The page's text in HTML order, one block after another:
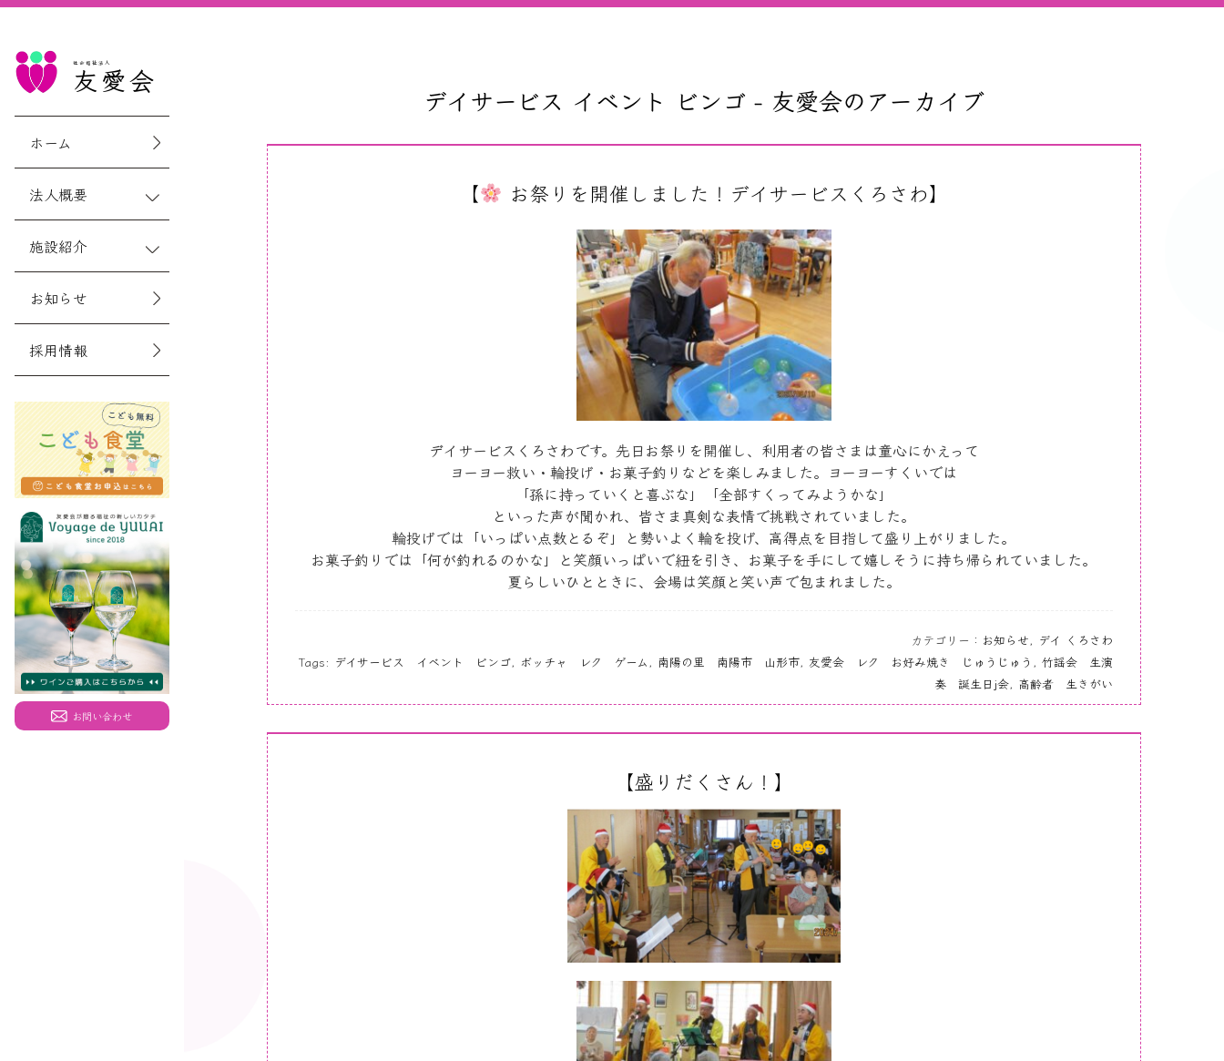
社会福祉法人
友愛会
ホーム
法人概要
施設紹介
お知らせ
採用情報
お問い合わせ
デイサービス イベント ビンゴ - 友愛会のアーカイブ
【 お祭りを開催しました！デイサービスくろさわ】
デイサービスくろさわです。先日お祭りを開催し、利用者の皆さまは童心にかえって
ヨーヨー救い・輪投げ・お菓子釣りなどを楽しみました。 ヨーヨーすくいでは
「孫に持っていくと喜ぶな」「全部すくってみようかな」
といった声が聞かれ、皆さま真剣な表情で挑戦されていました。
輪投げでは「いっぱい点数とるぞ」と勢いよく輪を投げ、高得点を目指して盛り上がりました。
お菓子釣りでは「何が釣れるのかな」と笑顔いっぱいで紐を引き、お菓子を手にして嬉しそうに持ち帰られていました。
夏らしいひとときに、会場は笑顔と笑い声で包まれました。
カテゴリー： お知らせ, デイ くろさわ
Tags: デイサービス イベント ビンゴ, ボッチャ レク ゲーム, 南陽の里 南陽市 山形市, 友愛会 レク お好み焼き じゅうじゅう , 竹謡会 生演
奏 誕生日j会, 高齢者 生きがい
【盛りだくさん！】